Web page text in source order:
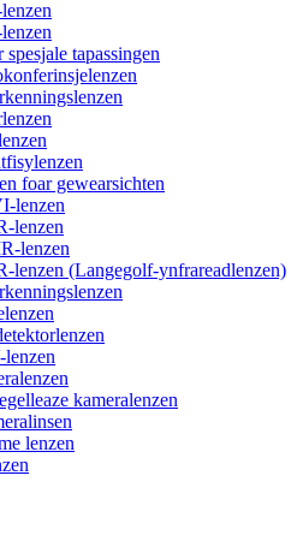
tapassingen
foar gewearsichten
lenzen
lenzen
lenzen
lenzen (Langegolf-ynfrareadlenzen)
kameralenzen
lenzen